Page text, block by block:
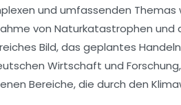
und umfassenden
von Naturkatastrophen und
Bild, das geplantes
Wirtschaft und
Bereiche, die durch den